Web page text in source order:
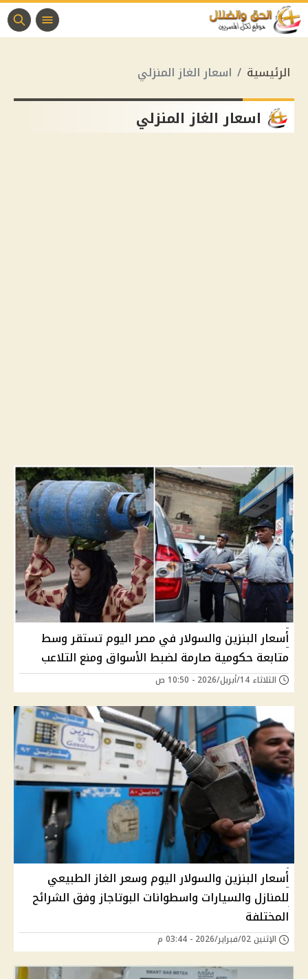
الرئيسية اسعار الغاز المنزلي
اسعار الغاز المنزلي
أسعار البنزين والسولار في مصر اليوم تستقر وسط
متابعة حكومية صارمة لضبط الأسواق ومنع التلاعب
الثلاثاء 14/أبريل/2026 - 10:50 ص
أسعار البنزين والسولار اليوم وسعر الغاز الطبيعي
للمنازل والسيارات واسطوانات البوتاجاز وفق الشرائح
المختلفة
الإثنين 02/فبراير/2026 - 03:44 م